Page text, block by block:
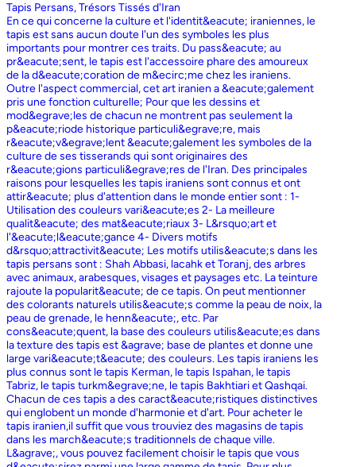
Tapis Persans, Trésors Tissés d'Iran
En ce qui concerne la culture et l'identit&eacute; iraniennes, le
tapis est sans aucun doute l'un des symboles les plus
importants pour montrer ces traits. Du pass&eacute; au
pr&eacute;sent, le tapis est l'accessoire phare des amoureux
de la d&eacute;coration de m&ecirc;me chez les iraniens.
Outre l'aspect commercial, cet art iranien a &eacute;galement
pris une fonction culturelle; Pour que les dessins et
mod&egrave;les de chacun ne montrent pas seulement la
p&eacute;riode historique particuli&egrave;re, mais
r&eacute;v&egrave;lent &eacute;galement les symboles de la
culture de ses tisserands qui sont originaires des
r&eacute;gions particuli&egrave;res de l'Iran. Des principales
raisons pour lesquelles les tapis iraniens sont connus et ont
attir&eacute; plus d'attention dans le monde entier sont : 1-
Utilisation des couleurs vari&eacute;es 2- La meilleure
qualit&eacute; des mat&eacute;riaux 3- L&rsquo;art et
l'&eacute;l&eacute;gance 4- Divers motifs
d&rsquo;attractivit&eacute; Les motifs utilis&eacute;s dans les
tapis persans sont : Shah Abbasi, lacahk et Toranj, des arbres
avec animaux, arabesques, visages et paysages etc. La teinture
rajoute la popularit&eacute; de ce tapis. On peut mentionner
des colorants naturels utilis&eacute;s comme la peau de noix, la
peau de grenade, le henn&eacute;, etc. Par
cons&eacute;quent, la base des couleurs utilis&eacute;es dans
la texture des tapis est &agrave; base de plantes et donne une
large vari&eacute;t&eacute; des couleurs. Les tapis iraniens les
plus connus sont le tapis Kerman, le tapis Ispahan, le tapis
Tabriz, le tapis turkm&egrave;ne, le tapis Bakhtiari et Qashqai.
Chacun de ces tapis a des caract&eacute;ristiques distinctives
qui englobent un monde d'harmonie et d'art. Pour acheter le
tapis iranien,il suffit que vous trouviez des magasins de tapis
dans les march&eacute;s traditionnels de chaque ville.
L&agrave;, vous pouvez facilement choisir le tapis que vous